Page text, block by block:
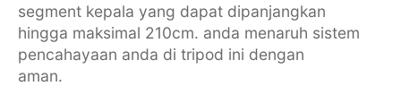
segment kepala yang dapat dipanjangkan
hingga maksimal 210cm. anda menaruh sistem
pencahayaan anda di tripod ini dengan
aman.